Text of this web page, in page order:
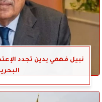
نبيل فهمي يدين تجدد